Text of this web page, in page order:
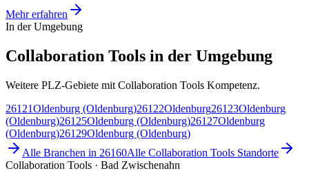
Mehr erfahren
In der Umgebung
Collaboration Tools in der Umgebung
Weitere PLZ-Gebiete mit Collaboration Tools Kompetenz.
26121Oldenburg (Oldenburg)26122Oldenburg26123Oldenburg
(Oldenburg)26125Oldenburg (Oldenburg)26127Oldenburg
(Oldenburg)26129Oldenburg (Oldenburg)
Alle Branchen in 26160Alle Collaboration Tools Standorte
Collaboration Tools · Bad Zwischenahn